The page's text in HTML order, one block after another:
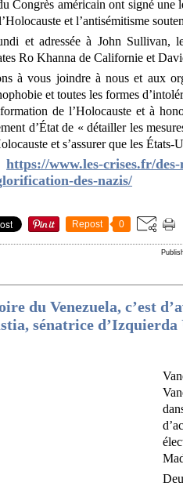
Congrès américain ont signé une
et l’antisémitisme
et adressée à John Sullivan,
Ro Khanna de Californie et
à vous joindre à nous et aux
et toutes les formes
de l’Holocauste et à
d’État de « détailler les
et s’assurer que les
https://www.les-crises.fr/
des-nazis/
Repost 0
du Venezuela, c’est
sénatrice